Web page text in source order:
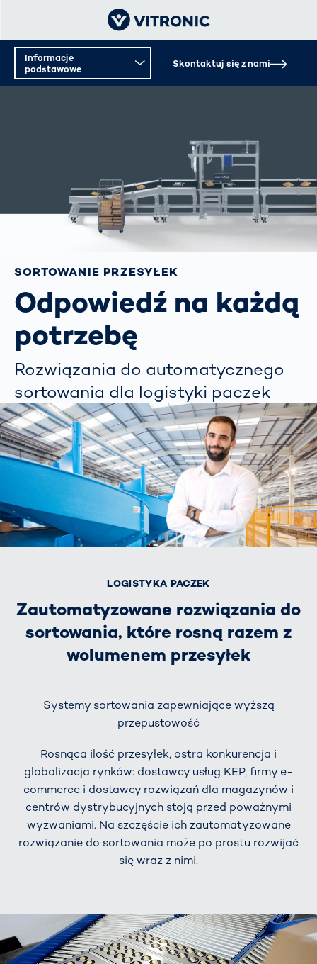
SORTOWANIE PRZESYŁEK
Odpowiedź na każdą
potrzebę
Rozwiązania do automatycznego
sortowania dla logistyki paczek
Informacje
podstawowe
Skontaktuj się z nami
LOGISTYKA PACZEK
Zautomatyzowane rozwiązania do
sortowania, które rosną razem z
wolumenem przesyłek
Systemy sortowania zapewniające wyższą
przepustowość
Rosnąca ilość przesyłek, ostra konkurencja i
globalizacja rynków: dostawcy usług KEP, firmy e-
commerce i dostawcy rozwiązań dla magazynów i
centrów dystrybucyjnych stoją przed poważnymi
wyzwaniami. Na szczęście ich zautomatyzowane
rozwiązanie do sortowania może po prostu rozwijać
się wraz z nimi.